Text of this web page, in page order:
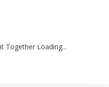
Together Loading...